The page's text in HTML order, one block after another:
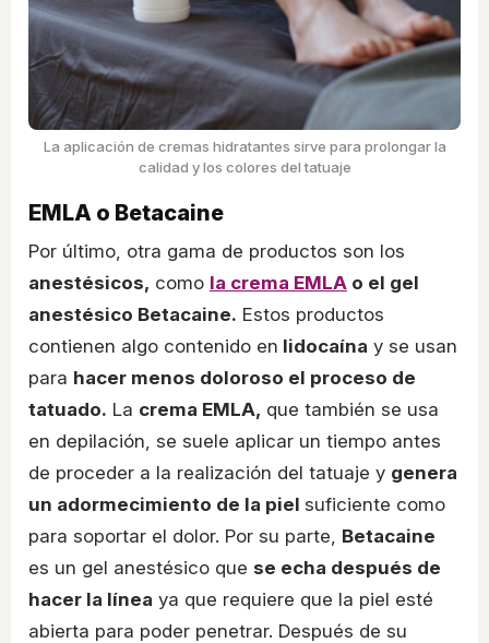
La aplicación de cremas hidratantes sirve para prolongar la
calidad y los colores del tatuaje
EMLA o Betacaine
Por último, otra gama de productos son los
anestésicos, como la crema EMLA o el gel
anestésico Betacaine. Estos productos
contienen algo contenido en lidocaína y se usan
para hacer menos doloroso el proceso de
tatuado. La crema EMLA, que también se usa
en depilación, se suele aplicar un tiempo antes
de proceder a la realización del tatuaje y genera
un adormecimiento de la piel suficiente como
para soportar el dolor. Por su parte, Betacaine
es un gel anestésico que se echa después de
hacer la línea ya que requiere que la piel esté
abierta para poder penetrar. Después de su